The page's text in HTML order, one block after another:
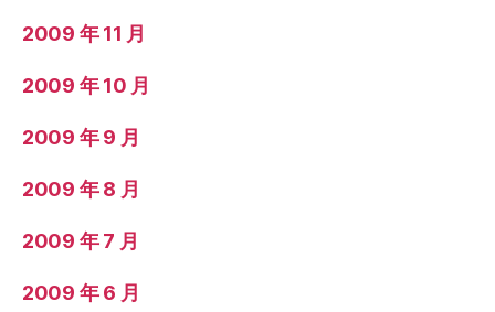
2009 年 11 月
2009 年 10 月
2009 年 9 月
2009 年 8 月
2009 年 7 月
2009 年 6 月